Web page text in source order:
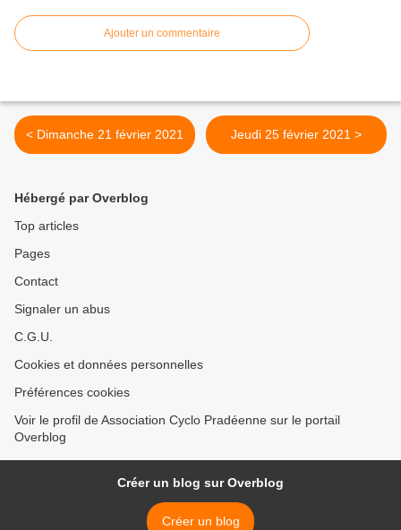
Ajouter un commentaire
< Dimanche 21 février 2021 Jeudi 25 février 2021 >
Hébergé par Overblog
Top articles
Pages
Contact
Signaler un abus
C.G.U.
Cookies et données personnelles
Préférences cookies
Voir le profil de Association Cyclo Pradéenne sur le portail
Overblog
Créer un blog sur Overblog
Créer un blog